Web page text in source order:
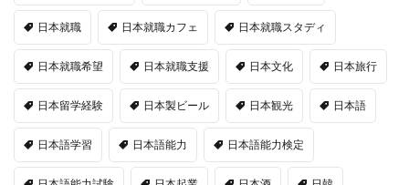
日本就職 日本就職カフェ 日本就職スタディ
日本就職希望 日本就職支援 日本文化 日本旅行
日本留学経験 日本製ビール 日本観光 日本語
日本語学習 日本語能力 日本語能力検定